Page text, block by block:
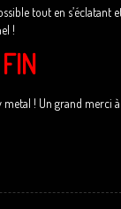
tout en
!
metal ! Un grand merci